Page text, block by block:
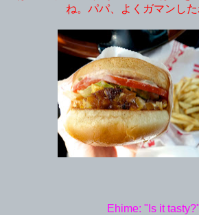
ね。パパ、よくガマンした
Ehime: "Is it tasty?"